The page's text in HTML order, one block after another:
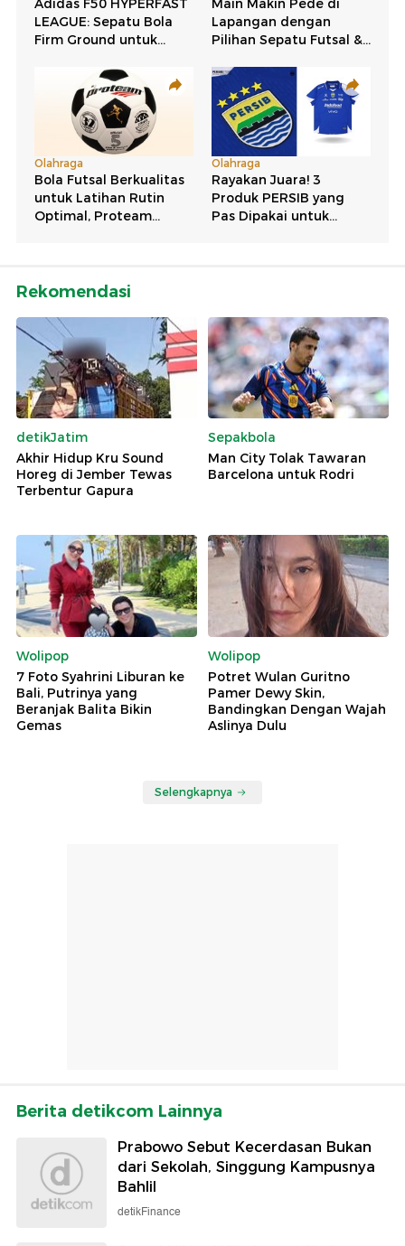
Rekomendasi
detikJatim
Akhir Hidup Kru Sound
Horeg di Jember Tewas
Terbentur Gapura
Sepakbola
Man City Tolak Tawaran
Barcelona untuk Rodri
Wolipop
7 Foto Syahrini Liburan ke
Bali, Putrinya yang
Beranjak Balita Bikin
Gemas
Wolipop
Potret Wulan Guritno
Pamer Dewy Skin,
Bandingkan Dengan Wajah
Aslinya Dulu
Selengkapnya
Berita detikcom Lainnya
Prabowo Sebut Kecerdasan Bukan
dari Sekolah, Singgung Kampusnya
Bahlil
detikFinance